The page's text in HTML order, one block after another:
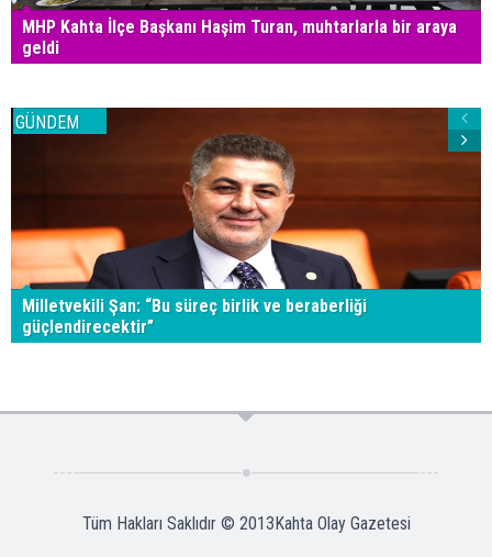
MHP Kahta İlçe Başkanı Haşim Turan, muhtarlarla bir araya
geldi
GÜNDEM
Milletvekili Şan: “Bu süreç birlik ve beraberliği
güçlendirecektir”
Tüm Hakları Saklıdır © 2013Kahta Olay Gazetesi